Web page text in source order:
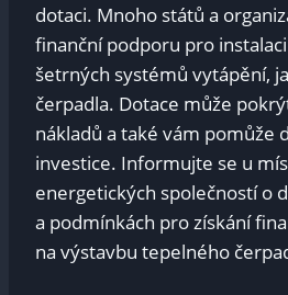
dotaci. Mnoho států a
finanční podporu pro
šetrných systémů vytápění,
čerpadla. Dotace může
nákladů a také vám pomůže
investice. Informujte se u
energetických společností o
a podmínkách pro získání
na výstavbu tepelného